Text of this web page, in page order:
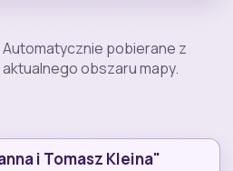
Automatycznie pobierane z
aktualnego obszaru mapy.
i Tomasz Kleina"